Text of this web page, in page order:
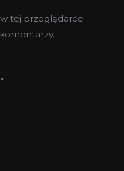
tej przeglądarce